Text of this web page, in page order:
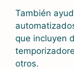
También
que incluyen
otros.